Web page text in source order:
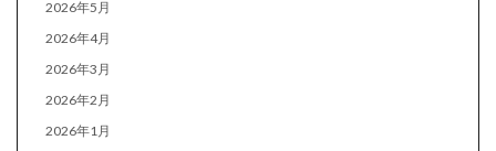
2026年5月
2026年4月
2026年3月
2026年2月
2026年1月